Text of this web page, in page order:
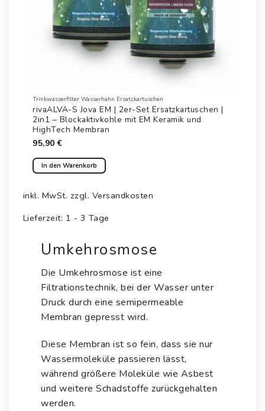
Trinkwasserfilter Wasserhahn Ersatzkartuschen
rivaALVA-S Jova EM | 2er-Set Ersatzkartuschen |
2in1 – Blockaktivkohle mit EM Keramik und
HighTech Membran
95,90€
In den Warenkorb
inkl. MwSt. zzgl. Versandkosten
Lieferzeit: 1 - 3 Tage
Umkehrosmose
Die Umkehrosmose ist eine
Filtrationstechnik, bei der Wasser unter
Druck durch eine semipermeable
Membran gepresst wird.
Diese Membran ist so fein, dass sie nur
Wassermoleküle passieren lässt,
während größere Moleküle wie Asbest
und weitere Schadstoffe zurückgehalten
werden.